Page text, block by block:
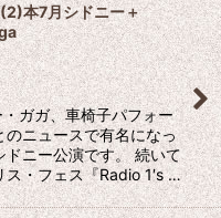
本7月シドニー＋
ガガ、車椅子パフォー
のニュースで有名になっ
ニー公演です。 続いて
・フェス『Radio 1′s …